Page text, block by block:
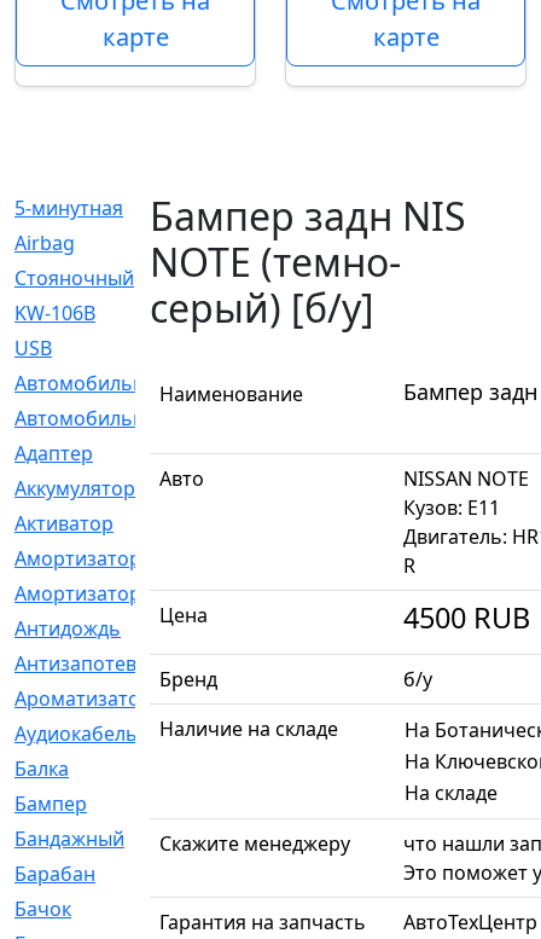
карте
карте
5-минутная
[1]
Airbag
[18]
Cтояночный
[1]
KW-106B
[0]
USB
Автомобильное
[6]
Автомобильный
Адаптер
[3]
Аккумулятор
Активатор
Амортизатор
Амортизаторы
[21]
Антидождь
Антизапотеватель
[1]
Ароматизатор
[35]
Аудиокабель
[2]
Балка
Бампер
Бандажный
[6]
Барабан
Бачок
Бампер задн NIS
NOTE (темно-
серый) [б/у]
Наименование Бампер
Авто
NISSAN NOTE
Кузов: E11
Двигатель:
R
Цена
4500 RUB
Бренд
б/у
Наличие на складе
На
На
На складе
Скажите менеджеру
что нашли
Это поможет
Гарантия на запчасть